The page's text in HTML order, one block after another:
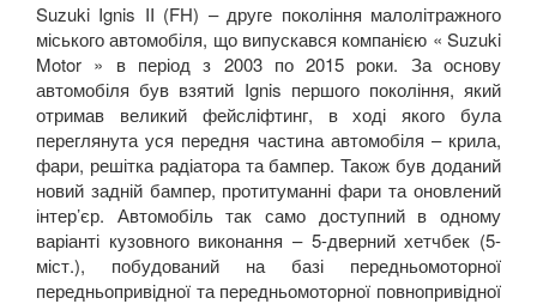
Suzuki Ignis II (FH) – друге покоління малолітражного
міського автомобіля, що випускався компанією « Suzuki
Motor » в період з 2003 по 2015 роки. За основу
автомобіля був взятий Ignis першого покоління, який
отримав великий фейсліфтинг, в ході якого була
переглянута уся передня частина автомобіля – крила,
фари, решітка радіатора та бампер. Також був доданий
новий задній бампер, протитуманні фари та оновлений
інтер’єр. Автомобіль так само доступний в одному
варіанті кузовного виконання – 5-дверний хетчбек (5-
міст.), побудований на базі передньомоторної
передньопривідної та передньомоторної повнопривідної